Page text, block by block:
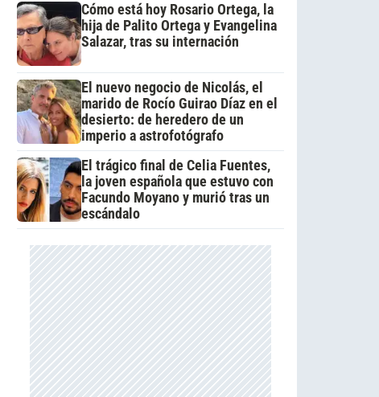
Cómo está hoy Rosario Ortega, la
hija de Palito Ortega y Evangelina
Salazar, tras su internación
El nuevo negocio de Nicolás, el
marido de Rocío Guirao Díaz en el
desierto: de heredero de un
imperio a astrofotógrafo
El trágico final de Celia Fuentes,
la joven española que estuvo con
Facundo Moyano y murió tras un
escándalo